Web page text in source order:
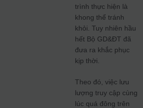
trình thực hiện là
khong thể tránh
khỏi. Tuy nhiên hầu
hết Bộ GD&ĐT đã
đưa ra khắc phục
kịp thời.
Theo đó, việc lưu
lượng truy cập cùng
lúc quá đông trên